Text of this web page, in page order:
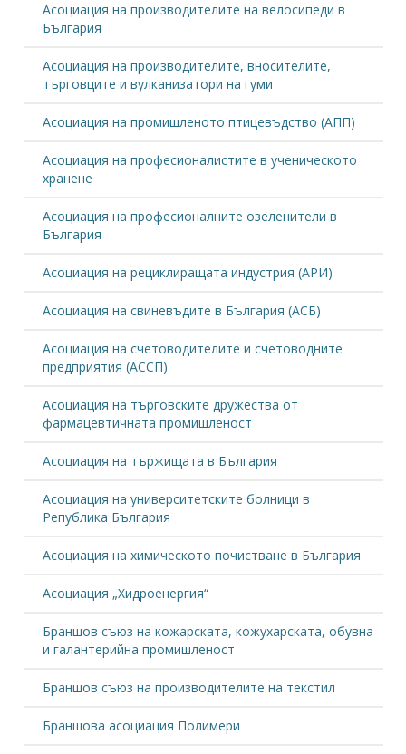
Асоциация на производителите на велосипеди в
България
Асоциация на производителите, вносителите,
търговците и вулканизатори на гуми
Асоциация на промишленото птицевъдство (АПП)
Асоциация на професионалистите в ученическото
хранене
Асоциация на професионалните озеленители в
България
Асоциация на рециклиращата индустрия (АРИ)
Асоциация на свиневъдите в България (АСБ)
Асоциация на счетоводителите и счетоводните
предприятия (АССП)
Асоциация на търговските дружества от
фармацевтичната промишленост
Асоциация на тържищата в България
Асоциация на университетските болници в
Република България
Асоциация на химическото почистване в България
Асоциация „Хидроенергия“
Браншов съюз на кожарската, кожухарската, обувна
и галантерийна промишленост
Браншов съюз на производителите на текстил
Браншова асоциация Полимери